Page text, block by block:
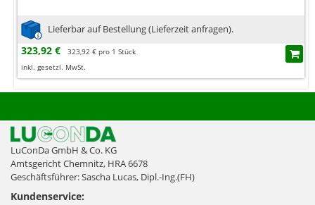
Lieferbar auf Bestellung (Lieferzeit anfragen).
323,92 €
323,92 € pro 1 Stück
inkl. gesetzl. MwSt.
LuConDa GmbH & Co. KG
Amtsgericht Chemnitz, HRA 6678
Geschäftsführer: Sascha Lucas, Dipl.-Ing.(FH)
Kundenservice: